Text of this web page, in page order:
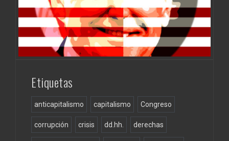
Etiquetas
anticapitalismo capitalismo Congreso
corrupción crisis dd.hh. derechas